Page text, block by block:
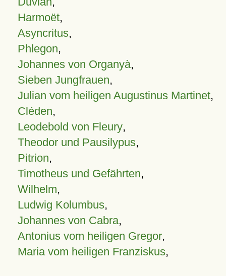
Harmoët,
Asyncritus,
Phlegon,
Johannes von Organyà,
Sieben Jungfrauen,
Julian vom heiligen Augustinus Martinet,
Cléden,
Leodebold von Fleury,
Theodor und Pausilypus,
Pitrion,
Timotheus und Gefährten,
Wilhelm,
Ludwig Kolumbus,
Johannes von Cabra,
Antonius vom heiligen Gregor,
Maria vom heiligen Franziskus,